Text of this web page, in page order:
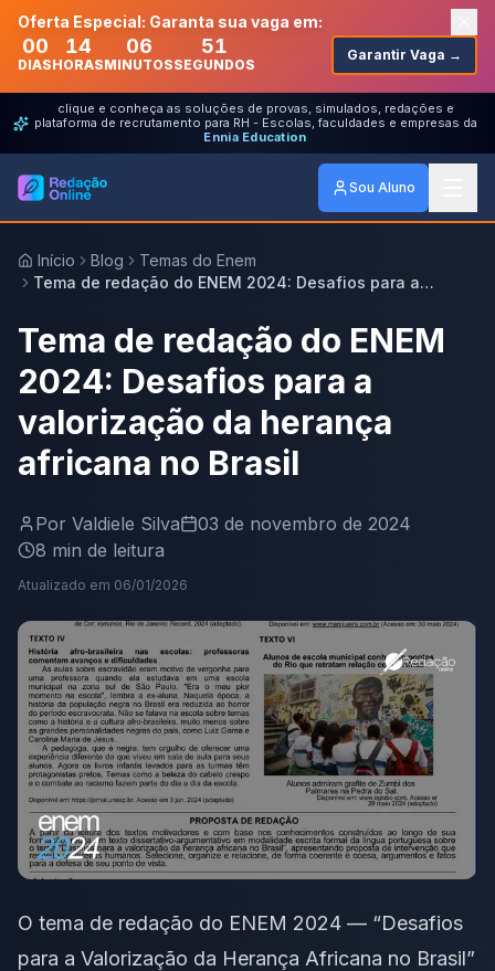
Oferta Especial: Garanta sua vaga em:
00
DIAS
14
HORAS
06
MINUTOS
51
SEGUNDOS
Garantir Vaga →
clique e conheça as soluções de provas, simulados, redações e
plataforma de recrutamento para RH - Escolas, faculdades e empresas da
Ennia Education
Sou Aluno
Início Blog
Temas do Enem
Tema de redação do ENEM 2024: Desafios para a
Tema de redação do ENEM
2024: Desafios para a
valorização da herança
africana no Brasil
Por Valdiele Silva
03 de novembro de 2024
8 min de leitura
Atualizado em 06/01/2026
O tema de redação do ENEM 2024 — “Desafios
para a Valorização da Herança Africana no Brasil”